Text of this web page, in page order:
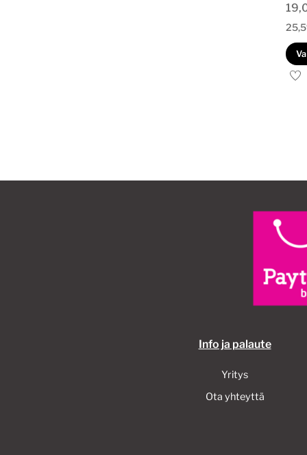
Info ja palaute
Yritys
Ota yhteyttä